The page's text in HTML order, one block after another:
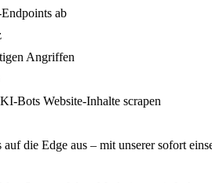
ab
Angriffen
Bots Website-Inhalte scrapen
die Edge aus – mit unserer sofort